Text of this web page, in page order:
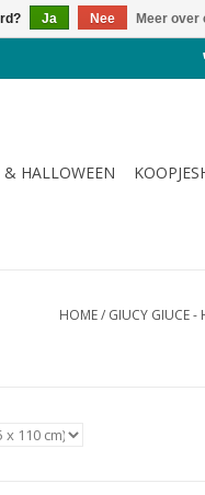
& HALLOWEEN
HOME/ GIUCY GIUCE -
Ja Nee Meer over